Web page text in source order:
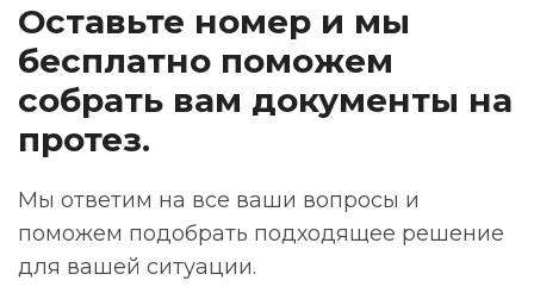
Оставьте номер и мы
бесплатно поможем
собрать вам документы на
протез.
Мы ответим на все ваши вопросы и
поможем подобрать подходящее решение
для вашей ситуации.